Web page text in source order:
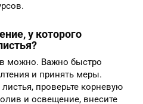
у которого
можно. Важно быстро
и принять меры.
проверьте корневую
и освещение, внесите